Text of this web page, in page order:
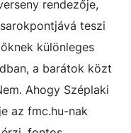
rendezője,
teszi
különleges
a barátok közt
Ahogy Széplaki
az fmc.hu-nak